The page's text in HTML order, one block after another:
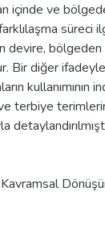
içinde ve
süreci
bölgeden
Bir diğer
kullanımının
terbiye
Kavramsal